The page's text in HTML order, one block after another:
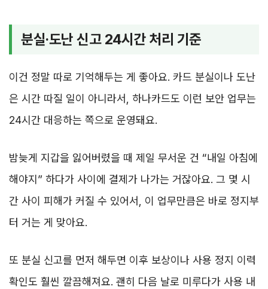
분실·도난 신고 24시간 처리 기준
이건 정말 따로 기억해두는 게 좋아요. 카드 분실이나 도난
은 시간 따질 일이 아니라서, 하나카드도 이런 보안 업무는
24시간 대응하는 쪽으로 운영돼요.
밤늦게 지갑을 잃어버렸을 때 제일 무서운 건 “내일 아침에
해야지” 하다가 사이에 결제가 나가는 거잖아요. 그 몇 시
간 사이 피해가 커질 수 있어서, 이 업무만큼은 바로 정지부
터 거는 게 맞아요.
또 분실 신고를 먼저 해두면 이후 보상이나 사용 정지 이력
확인도 훨씬 깔끔해져요. 괜히 다음 날로 미루다가 사용 내